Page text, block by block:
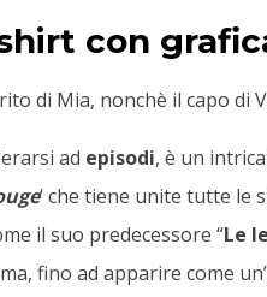
con
di Mia, nonchè il capo di
ad episodi, è un
‘ che tiene unite tutte le
il suo predecessore “Le
fino ad apparire come